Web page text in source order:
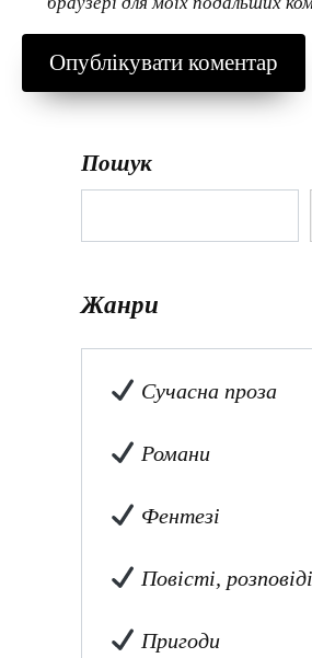
Пошук
Жанри
Сучасна проза
Романи
Фентезі
Повісті, розповіді
Пригоди